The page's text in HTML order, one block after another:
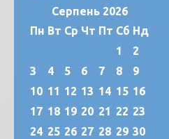
Серпень 2026
Пн Вт Ср Чт Пт Сб Нд
1
2
3
4 5 6 7 8
9
10 11 12 13 14 15 16
17 18 19 20 21 22 23
24 25 26 27 28 29 30